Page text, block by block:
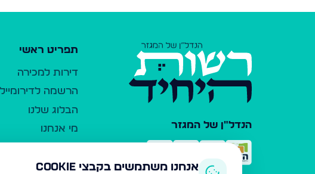
הנדל"ן של המגזר
תפריט ראשי
דירות למכירה
הרשמה לדירומייל
הבלוג שלנו
מי אנחנו
כלי עזראנחנו משתמשים בקבצי Cookie